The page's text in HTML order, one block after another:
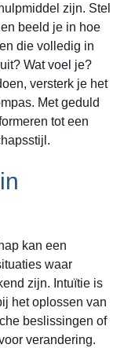
zijn. Stel
beeld je in hoe
die volledig in
Wat voel je?
versterk je het
Met geduld
tot een
kan een
waar
zijn. Intuïtie is
het oplossen van
beslissingen of
verandering.